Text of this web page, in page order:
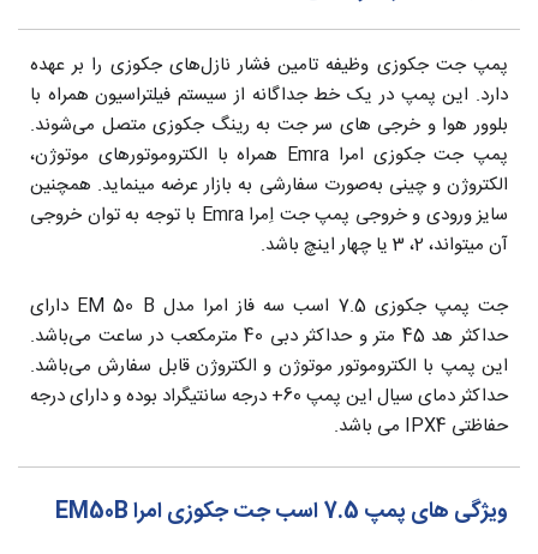
پمپ جت جکوزی وظیفه تامین فشار نازل‌های جکوزی را بر عهده
دارد. این پمپ در یک خط جداگانه از سیستم فیلتراسیون همراه با
بلوور هوا و خرجی های سر جت به رینگ جکوزی متصل می‌شوند.
پمپ جت جکوزی امرا Emra همراه با الکتروموتورهای موتوژن،
الکتروژن و چینی به‌صورت سفارشی به بازار عرضه مینماید. همچنین
سایز ورودی و خروجی پمپ جت اِمرا Emra با توجه به توان خروجی
آن میتواند، 2، 3 یا چهار اینچ باشد.
جت پمپ جکوزی 7.5 اسب سه فاز امرا مدل EM 50 B دارای
حداکثر هد 45 متر و حداکثر دبی 40 مترمکعب در ساعت می‌باشد.
این پمپ با الکتروموتور موتوژن و الکتروژن قابل سفارش می‌باشد.
حداکثر دمای سیال این پمپ 60+ درجه سانتیگراد بوده و دارای درجه
حفاظتی IPX4 می باشد.
ویژگی های پمپ 7.5 اسب جت جکوزی امرا EM50B